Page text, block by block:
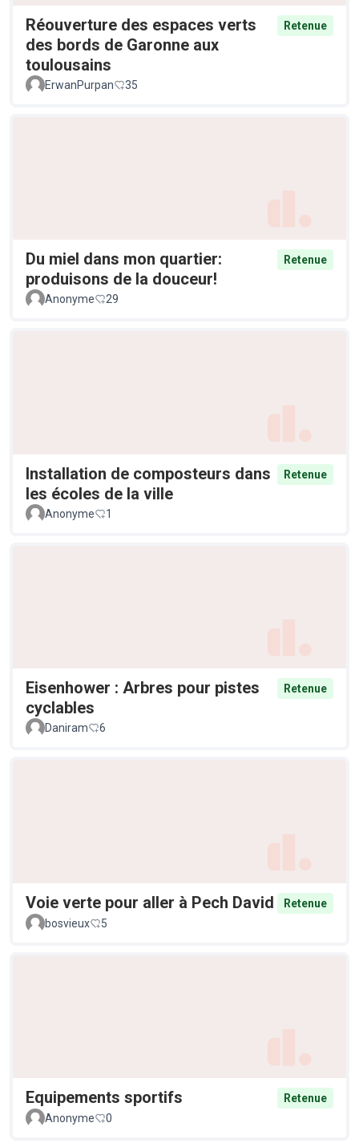
Réouverture des espaces verts
des bords de Garonne aux
toulousains
Retenue
ErwanPurpan 35
Du miel dans mon quartier:
produisons de la douceur!
Retenue
Anonyme 29
Installation de composteurs dans
les écoles de la ville
Retenue
Anonyme 1
Eisenhower : Arbres pour pistes
cyclables
Retenue
Daniram 6
Voie verte pour aller à Pech David
Retenue
bosvieux
5
Equipements sportifs
Retenue
Anonyme
0